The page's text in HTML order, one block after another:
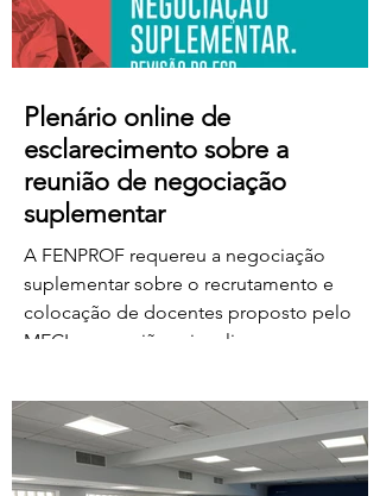
Plenário online de
esclarecimento sobre a
reunião de negociação
suplementar
A FENPROF requereu a negociação
suplementar sobre o recrutamento e
colocação de docentes proposto pelo
MECI e a reunião vai realizar-se na
17 horas. No dia seguinte, a FENPROF
realiza o habitual plenário online de
esclarecimento aos professores e
educadores. Para aceder ao plenário,